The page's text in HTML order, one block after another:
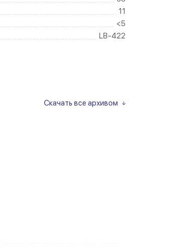
11
<5
LB-422
Скачать все архивом